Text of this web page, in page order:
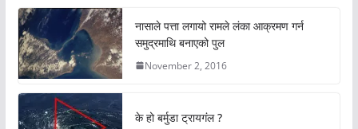
नासाले पत्ता लगायो रामले लंका आक्रमण गर्न
समुद्रमाथि बनाएको पुल
November 2, 2016
के हो बर्मुडा ट्रायगंल ?